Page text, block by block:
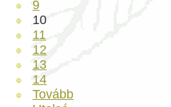
9
10
11
12
13
14
Tovább